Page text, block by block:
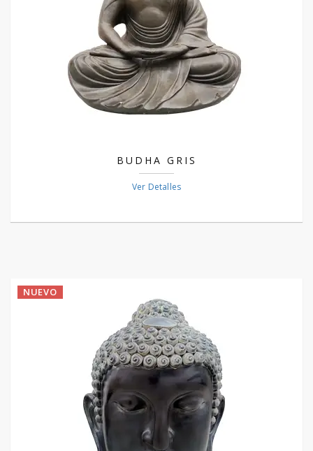
BUDHA GRIS
Ver Detalles
NUEVO